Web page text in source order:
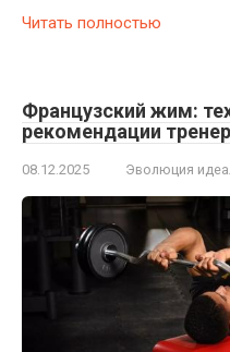
Читать полностью
Французский жим:
рекомендации
08.12.2025 Эволюция